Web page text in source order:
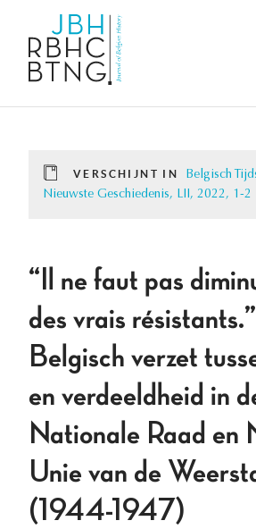
VERSCHIJNT IN
Belgisch
Nieuwste Geschiedenis, LII, 2022, 1-2
“Il ne faut pas
des vrais
Belgisch verzet
en verdeeldheid in
Nationale Raad en
Unie van de
(1944-1947)